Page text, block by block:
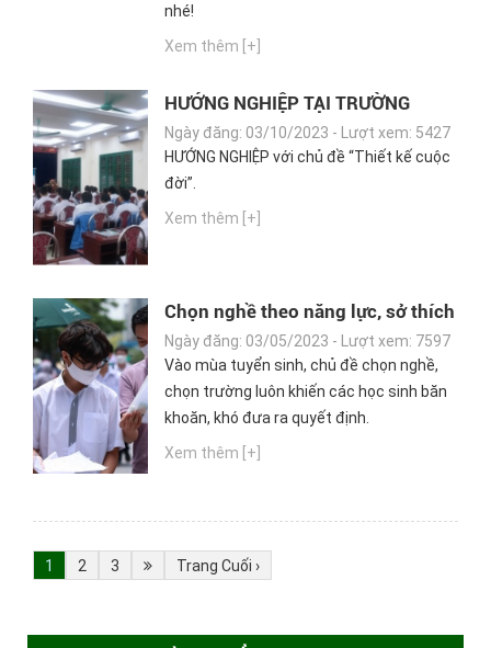
nhé!
Xem thêm [+]
HƯỚNG NGHIỆP TẠI TRƯỜNG
THPT VÂN NỘI, ĐÔNG ANH, HÀ
NỘI
Ngày đăng: 03/10/2023 - Lượt xem: 5427
HƯỚNG NGHIỆP với chủ đề “Thiết kế cuộc
đời”.
Xem thêm [+]
Chọn nghề theo năng lực, sở thích
hay ý cha mẹ?
Ngày đăng: 03/05/2023 - Lượt xem: 7597
Vào mùa tuyển sinh, chủ đề chọn nghề,
chọn trường luôn khiến các học sinh băn
khoăn, khó đưa ra quyết định.
Xem thêm [+]
1 2 3 Trang Cuối ›